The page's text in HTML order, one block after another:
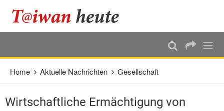
Direkt weiter zum Haupt-Inhalt
Home Aktuelle Nachrichten Gesellschaft
Wirtschaftliche Ermächtigung von